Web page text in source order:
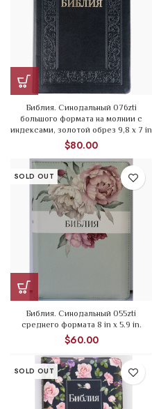
Библия. Синодальный 076zti
большого формата на молнии с
индексами, золотой обрез 9,8 х 7 in
$80.00
SOLD OUT
Библия. Синодальный 055zti
среднего формата 8 in x 5.9 in.
$60.00
SOLD OUT